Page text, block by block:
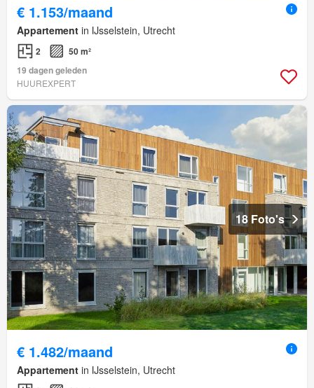
€ 1.153/maand
Appartement in IJsselstein, Utrecht
2
50 m²
19 dagen geleden
HUUREXPERT
18 Foto's
€ 1.482/maand
Appartement in IJsselstein, Utrecht